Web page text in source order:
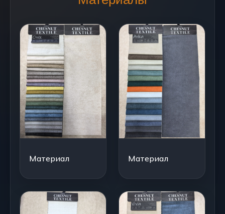
Материал Материал